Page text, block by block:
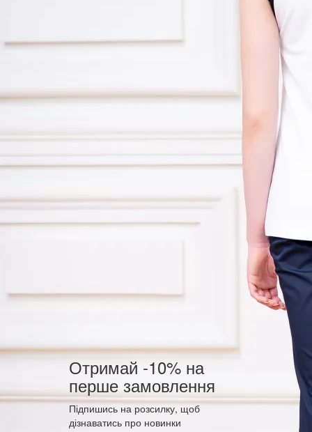
Отримай -10% на
перше замовлення
Підпишись на розсилку, щоб
дізнаватись про новинки